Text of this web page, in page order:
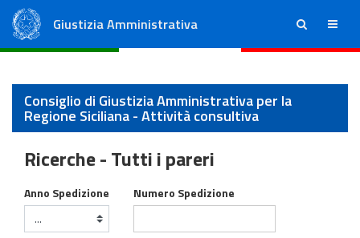
Giustizia Amministrativa ricerca menu
Consiglio di Giustizia Amministrativa per la
Regione Siciliana - Attività consultiva
Ricerche - Tutti i pareri
Attivita' consultiva del Consiglio di Stato
Anno Spedizione Numero Spedizione